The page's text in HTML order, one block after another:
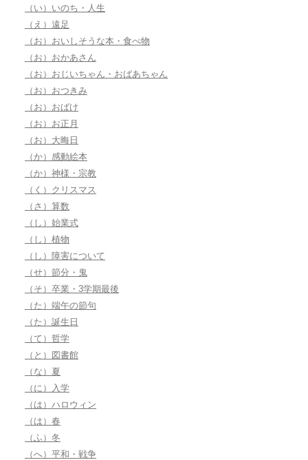
（い）いのち・人生
（え）遠足
（お）おいしそうな本・食べ物
（お）おかあさん
（お）おじいちゃん・おばあちゃん
（お）おつきみ
（お）おばけ
（お）お正月
（お）大晦日
（か）感動絵本
（か）神様・宗教
（く）クリスマス
（さ）算数
（し）始業式
（し）植物
（し）障害について
（せ）節分・鬼
（そ）卒業・3学期最後
（た）端午の節句
（た）誕生日
（て）哲学
（と）図書館
（な）夏
（に）入学
（は）ハロウィン
（は）春
（ふ）冬
（へ）平和・戦争